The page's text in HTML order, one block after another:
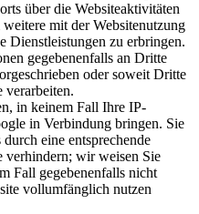
über die Websiteaktivitäten
mit der Websitenutzung
Dienstleistungen zu erbringen.
gegebenenfalls an Dritte
oder soweit Dritte
verarbeiten.
in keinem Fall Ihre IP-
in Verbindung bringen. Sie
eine entsprechende
wir weisen Sie
Fall gegebenenfalls nicht
vollumfänglich nutzen